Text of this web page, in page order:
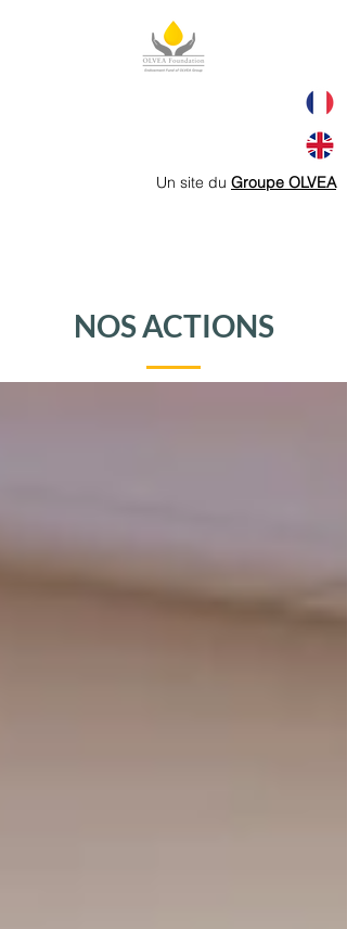
Un site du Groupe OLVEA
NOS ACTIONS